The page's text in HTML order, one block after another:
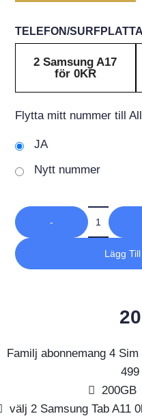
TELEFON/
2 Samsung A17
för 0KR
Flytta mitt nummer till
JA
Nytt nummer
-
Lägg
Familj abonnemang 4
200GB
välj 2 Samsung Tab A11